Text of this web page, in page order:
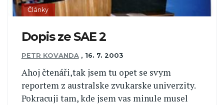
Články
Dopis ze SAE 2
PETR KOVANDA , 16. 7. 2003
Ahoj čtenáři,tak jsem tu opet se svym
reportem z australske zvukarske univerzity.
Pokracuji tam, kde jsem vas minule musel